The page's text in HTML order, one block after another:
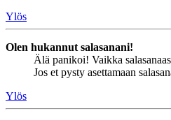
Ylös
Olen hukannut salasanani!
Älä panikoi! Vaikka
Jos et pysty asettamaan
Ylös